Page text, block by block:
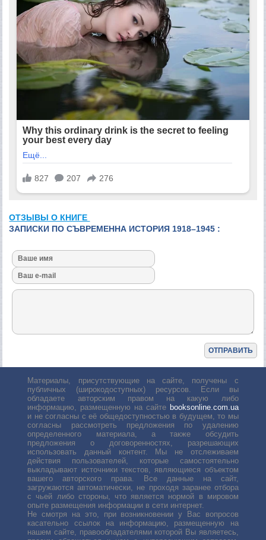
ОТЗЫВЫ О КНИГЕ
ЗАПИСКИ ПО СЪВРЕМЕННА ИСТОРИЯ 1918–1945 :
Материалы, присутствующие на сайте, получены с
публичных (широкодоступных) ресурсов. Если вы
обладаете авторским правом на какую либо
информацию, размещенную на сайте booksonline.com.ua
и не согласны с её общедоступностью в будущем, то мы
согласны рассмотреть предложения по удалению
определенного материала, а также обсудить
предложения о договоренностях, разрешающих
использовать данный контент. Мы не отслеживаем
действия пользователей, которые самостоятельно
выкладывают источники текстов, являющиеся объектом
вашего авторского права. Все данные на сайт,
загружаются автоматически, не проходя заранее отбора
с чьей либо стороны, что является нормой в мировом
опыте размещения информации в сети интернет.
Не смотря на это, при возникновении у Вас вопросов
касательно ссылок на информацию, размещенную на
нашем сайте, правообладателями которой Вы являетесь,